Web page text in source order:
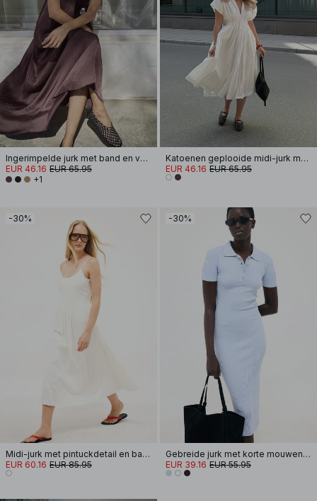
Ingerimpelde jurk met band en volume
EUR 46.16 EUR 65.95
+1
Katoenen geplooide midi-jurk met korte mouwen
EUR 46.16 EUR 65.95
-30%
Midi-jurk met pintuckdetail en band
EUR 60.16 EUR 85.95
-30%
Gebreide jurk met korte mouwen en knopen
EUR 39.16 EUR 55.95